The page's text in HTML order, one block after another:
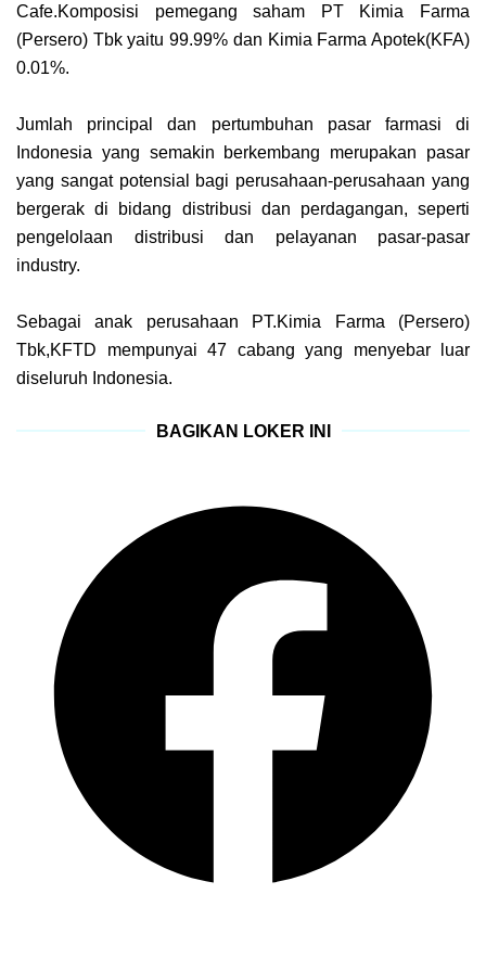
Cafe.Komposisi pemegang saham PT Kimia Farma
(Persero) Tbk yaitu 99.99% dan Kimia Farma Apotek(KFA)
0.01%.
Jumlah principal dan pertumbuhan pasar farmasi di
Indonesia yang semakin berkembang merupakan pasar
yang sangat potensial bagi perusahaan-perusahaan yang
bergerak di bidang distribusi dan perdagangan, seperti
pengelolaan distribusi dan pelayanan pasar-pasar
industry.
Sebagai anak perusahaan PT.Kimia Farma (Persero)
Tbk,KFTD mempunyai 47 cabang yang menyebar luar
diseluruh Indonesia.
BAGIKAN LOKER INI